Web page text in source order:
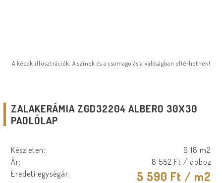
A képek illusztrációk. A színek és a csomagolás a valóságban eltérhetnek!
ZALAKERÁMIA ZGD32204 ALBERO 30X30
PADLÓLAP
Készleten:
9.18 m2
Ár:
8 552 Ft / doboz
Eredeti egységár:
5 590 Ft / m2